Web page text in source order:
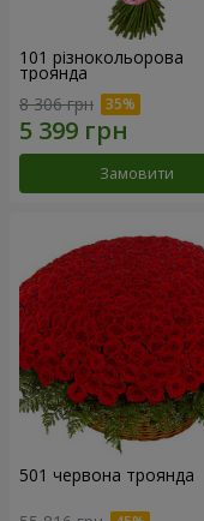
101 різнокольорова
троянда
8 306 грн
Замовити
501 червона троянда